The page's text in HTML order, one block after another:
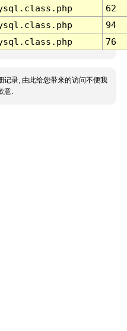
62
94
76
记录, 由此给您带来的访问不便我
意.